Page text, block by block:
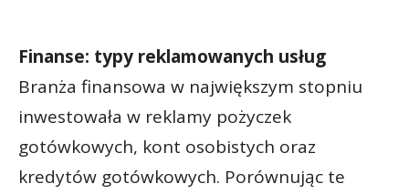
Finanse: typy reklamowanych usług
Branża finansowa w największym stopniu
inwestowała w reklamy pożyczek
gotówkowych, kont osobistych oraz
kredytów gotówkowych. Porównując te